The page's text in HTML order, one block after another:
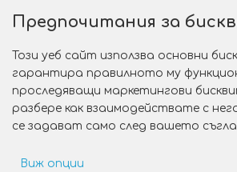
Специални предложения
Защо да изберете Victoria
Как да изберем годежен пръстен?
Предпочитания за
Този уеб сайт използва основни
гарантира правилното му
проследяващи маркетингови
разбере как взаимодействате с
се задават само след вашето
Виж опции